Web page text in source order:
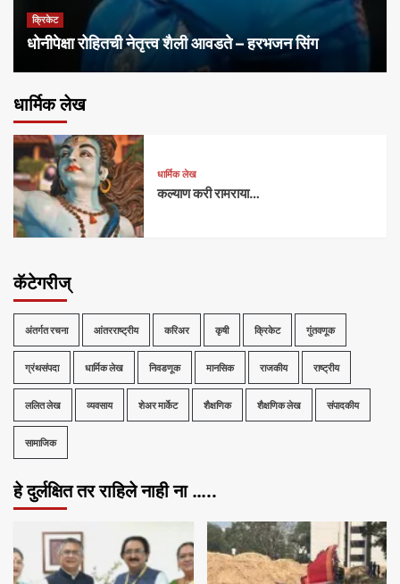
क्रिकेट
धोनीपेक्षा रोहितची नेतृत्त्व शैली आवडते – हरभजन सिंग
धार्मिक लेख
धार्मिक लेख
कल्याण करी रामराया…
कॅटेगरीज्
अंतर्गत रचना आंतरराष्ट्रीय करिअर कृषी क्रिकेट गुंतवणूक
ग्रंथसंपदा धार्मिक लेख निवडणूक मानसिक राजकीय राष्ट्रीय
ललित लेख व्यवसाय शेअर मार्केट शैक्षणिक शैक्षणिक लेख संपादकीय
सामाजिक
हे दुर्लक्षित तर राहिले नाही ना …..